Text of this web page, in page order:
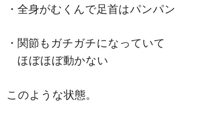
・全身がむくんで足首はパンパン
・関節もガチガチになっていて
ほぼほぼ動かない
このような状態。